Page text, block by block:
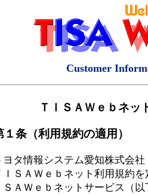
Customer
ＴＩＳＡＷｅｂネッ
１条（利用規約の適用）
ヨタ情報システム愛知株式会
ＩＳＡＷｅｂネット利用規約
ＳＡＷｅｂネットサービス（